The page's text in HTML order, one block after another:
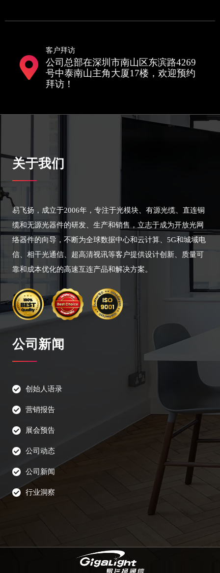
客户拜访
公司总部在深圳市南山区东滨路4269
号中泰南山主角大厦17楼，欢迎预约
拜访！
关于我们
易飞扬，成立于2006年，专注于光模块、有源光缆、直连铜
缆和无源光器件的研发、生产和销售，立志于成为开放光网
络器件的向导，不断为全球数据中心和云计算、5G和城域电
信、相干光通信、超高清视讯等客户提供设计创新、质量可
靠和成本优化的高速互连产品和解决方案。
公司新闻
创始人语录
营销报告
展会预告
公司动态
公司新闻
行业洞察